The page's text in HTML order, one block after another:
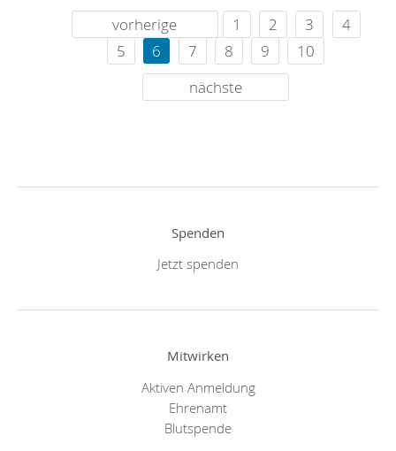
vorherige 1 2 3
4
5
6 7 8 9
10
nächste
Spenden
Jetzt spenden
Mitwirken
Aktiven Anmeldung
Ehrenamt
Blutspende